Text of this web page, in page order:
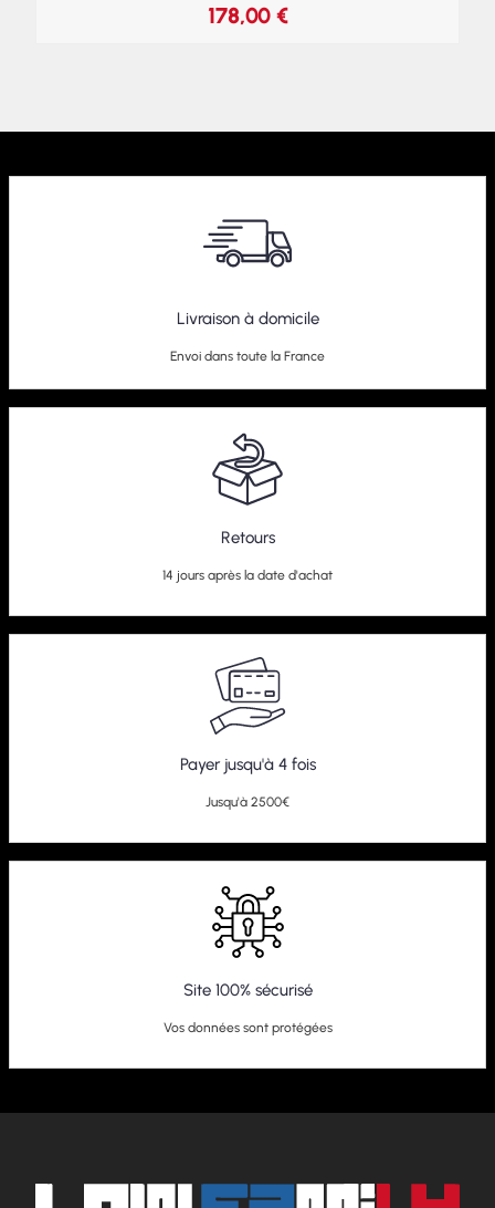
178,00 €
Livraison à domicile
Envoi dans toute la France
Retours
14 jours après la date d'achat
Payer jusqu'à 4 fois
Jusqu'à 2500€
Site 100% sécurisé
Vos données sont protégées